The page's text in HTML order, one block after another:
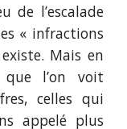
de l’escalade
« infractions
Mais en
l’on voit
celles qui
appelé plus